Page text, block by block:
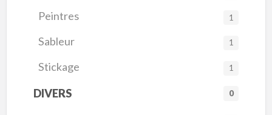
Peintres 1
Sableur 1
Stickage 1
DIVERS 0